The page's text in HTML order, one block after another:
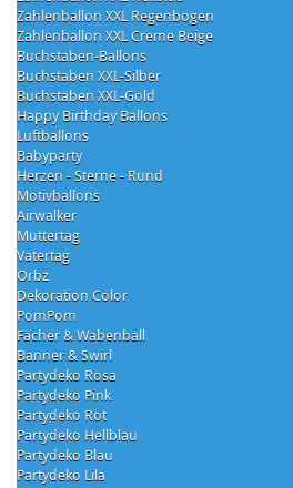
Zahlenballon XXL Regenbogen
Zahlenballon XXL Creme Beige
Buchstaben-Ballons
Buchstaben XXL-Silber
Buchstaben XXL-Gold
Happy Birthday Ballons
Luftballons
Babyparty
Herzen - Sterne - Rund
Motivballons
Airwalker
Muttertag
Vatertag
Orbz
Dekoration Color
PomPom
Fächer & Wabenball
Banner & Swirl
Partydeko Rosa
Partydeko Pink
Partydeko Rot
Partydeko Hellblau
Partydeko Blau
Partydeko Lila